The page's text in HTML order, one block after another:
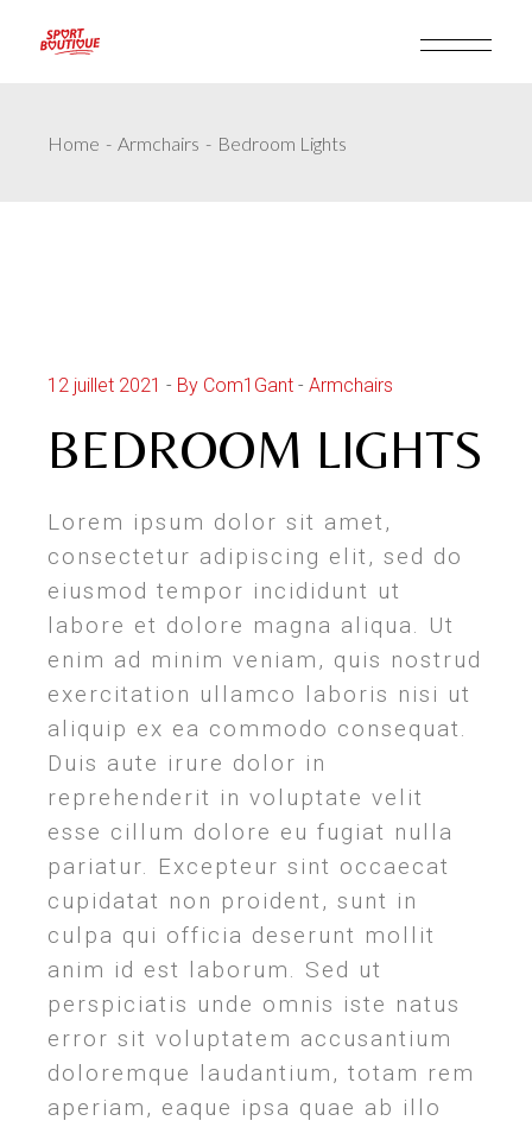
Home Armchairs Bedroom Lights
12 juillet 2021 By Com1Gant Armchairs
BEDROOM LIGHTS
Lorem ipsum dolor sit amet,
consectetur adipiscing elit, sed do
eiusmod tempor incididunt ut
labore et dolore magna aliqua. Ut
enim ad minim veniam, quis nostrud
exercitation ullamco laboris nisi ut
aliquip ex ea commodo consequat.
Duis aute irure dolor in
reprehenderit in voluptate velit
esse cillum dolore eu fugiat nulla
pariatur. Excepteur sint occaecat
cupidatat non proident, sunt in
culpa qui officia deserunt mollit
anim id est laborum. Sed ut
perspiciatis unde omnis iste natus
error sit voluptatem accusantium
doloremque laudantium, totam rem
aperiam, eaque ipsa quae ab illo